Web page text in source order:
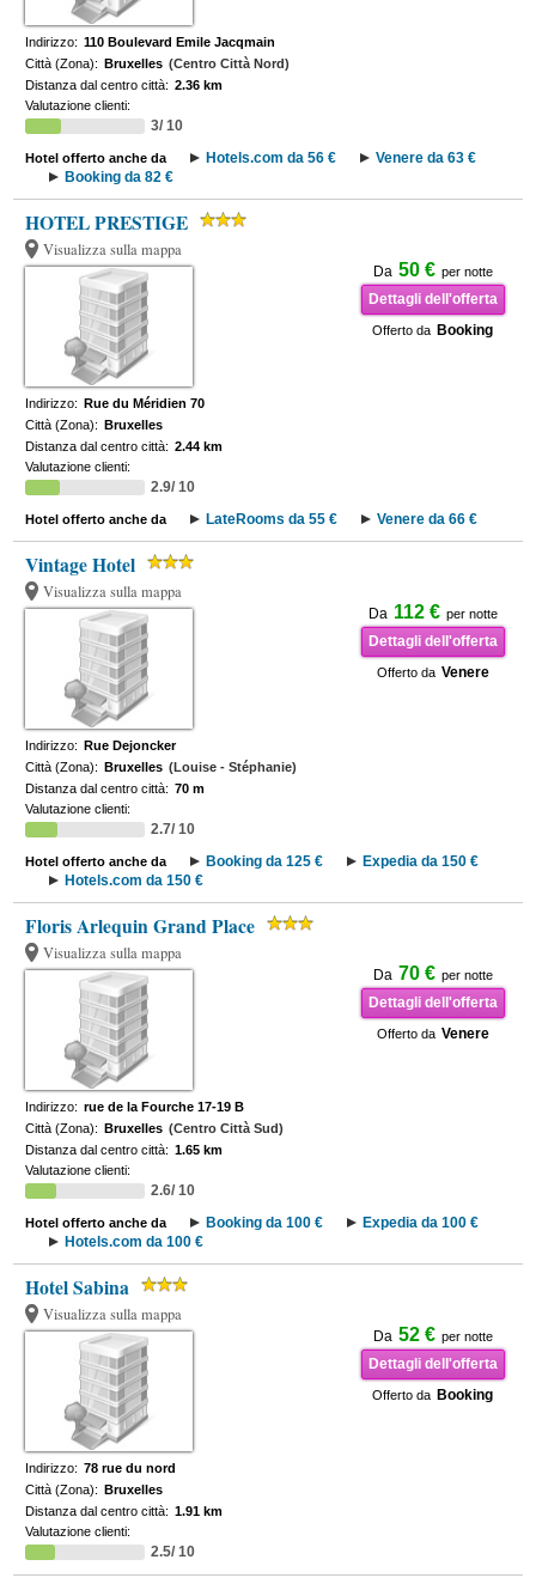
Indirizzo: 110 Boulevard Emile Jacqmain
Città (Zona): Bruxelles (Centro Città Nord)
Distanza dal centro città: 2.36 km
Valutazione clienti:
3/ 10
Hotel offerto anche da Hotels.com da 56 €
Venere da 63 €
Booking da 82 €
HOTEL PRESTIGE
Visualizza sulla mappa
Da 50 € per notte
Dettagli dell'offerta
Offerto da Booking
Indirizzo: Rue du Méridien 70
Città (Zona): Bruxelles
Distanza dal centro città: 2.44 km
Valutazione clienti:
2.9/ 10
Hotel offerto anche da LateRooms da 55 € Venere da 66 €
Vintage Hotel
Visualizza sulla mappa
Da 112 € per notte
Dettagli dell'offerta
Offerto da Venere
Indirizzo: Rue Dejoncker
Città (Zona): Bruxelles (Louise - Stéphanie)
Distanza dal centro città: 70 m
Valutazione clienti:
2.7/ 10
Hotel offerto anche da Booking da 125 €
Expedia da 150 €
Hotels.com da 150 €
Floris Arlequin Grand Place
Visualizza sulla mappa
Da 70 € per notte
Dettagli dell'offerta
Offerto da Venere
Indirizzo: rue de la Fourche 17-19 B
Città (Zona): Bruxelles (Centro Città Sud)
Distanza dal centro città: 1.65 km
Valutazione clienti:
2.6/ 10
Hotel offerto anche da Booking da 100 €
Expedia da 100 €
Hotels.com da 100 €
Hotel Sabina
Visualizza sulla mappa
Da 52 € per notte
Dettagli dell'offerta
Offerto da Booking
Indirizzo: 78 rue du nord
Città (Zona): Bruxelles
Distanza dal centro città: 1.91 km
Valutazione clienti:
2.5/ 10